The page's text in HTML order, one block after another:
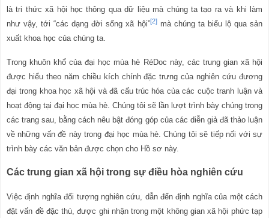
là tri thức xã hội học thông qua dữ liệu mà chúng ta tạo ra và khi làm
như vậy,tới “các dạng đời sống xã hội”[2]mà chúng ta biểu lộ qua sản
xuất khoa học của chúng ta.
Trong khuôn khổ của đại học mùa hè RéDoc này, các trung gian xã hội
được hiểu theo năm chiều kích chính đặc trưng của nghiên cứu đương
đại trong khoa học xã hội và đã cấu trúc hóa của các cuộc tranh luận và
hoạt động tại đại học mùa hè. Chúng tôi sẽ lần lượt trình bày chúng trong
các trang sau, bằng cách nêu bật đóng góp của các diễn giả đã thảo luận
về những vấn đề này trong đại học mùa hè. Chúng tôi sẽ tiếp nối với sự
trình bày các văn bản được chọn cho Hồ sơ này.
Các trung gian xã hội trong sự điều hòa nghiên cứu
Việc định nghĩa đối tượng nghiên cứu, dẫn đến định nghĩa của một cách
đặt vấn đề đặc thù, được ghi nhận trong một không gian xã hội phức tạp